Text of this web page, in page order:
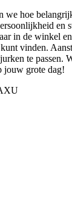
hoe
en
in de winkel
vinden.
te passen.
jouw grote dag!